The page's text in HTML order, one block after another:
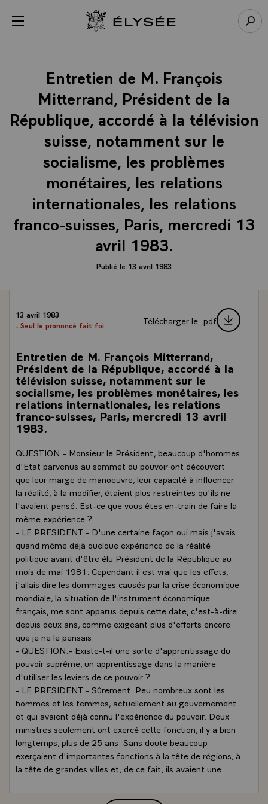
menu Retour à l’accueil Élysée
Entretien de M. François
Mitterrand, Président de la
République, accordé à la télévision
suisse, notamment sur le
socialisme, les problèmes
monétaires, les relations
internationales, les relations
franco-suisses, Paris, mercredi 13
avril 1983.
Publié le 13 avril 1983
13 avril 1983
- Seul le prononcé fait foi
Télécharger le .pdf
Entretien de M. François Mitterrand,
Président de la République, accordé à la
télévision suisse, notamment sur le
socialisme, les problèmes monétaires, les
relations internationales, les relations
franco-suisses, Paris, mercredi 13 avril
1983.
QUESTION.- Monsieur le Président, beaucoup d'hommes
d'Etat parvenus au sommet du pouvoir ont découvert
que leur marge de manoeuvre, leur capacité à influencer
la réalité, à la modifier, étaient plus restreintes qu'ils ne
l'avaient pensé. Est-ce que vous êtes en-train de faire la
même expérience ?
- LE PRESIDENT.- D'une certaine façon oui mais j'avais
quand même déjà quelque expérience de la réalité
politique avant d'être élu Président de la République au
mois de mai 1981. Cependant il est vrai que les effets,
j'allais dire les dommages causés par la crise économique
mondiale, la situation de l'instrument économique
français, me sont apparus depuis cette date, c'est-à-dire
depuis deux ans, comme exigeant plus d'efforts encore
que je ne le pensais.
- QUESTION.- Existe-t-il une sorte d'apprentissage du
pouvoir suprême, un apprentissage dans la manière
d'utiliser les leviers de ce pouvoir ?
- LE PRESIDENT.- Sûrement. Peu nombreux sont les
hommes et les femmes, actuellement au gouvernement
et qui avaient déjà connu l'expérience du pouvoir. Deux
ministres seulement ont exercé cette fonction, il y a bien
longtemps, plus de 25 ans. Sans doute beaucoup
exerçaient d'importantes fonctions à la tête de régions, à
la tête de grandes villes et, de ce fait, ils avaient une
Panneau de gestion des cookies